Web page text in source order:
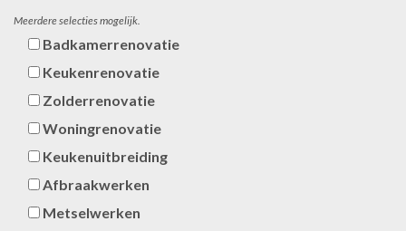
Meerdere selecties mogelijk.
Badkamerrenovatie
Keukenrenovatie
Zolderrenovatie
Woningrenovatie
Keukenuitbreiding
Afbraakwerken
Metselwerken